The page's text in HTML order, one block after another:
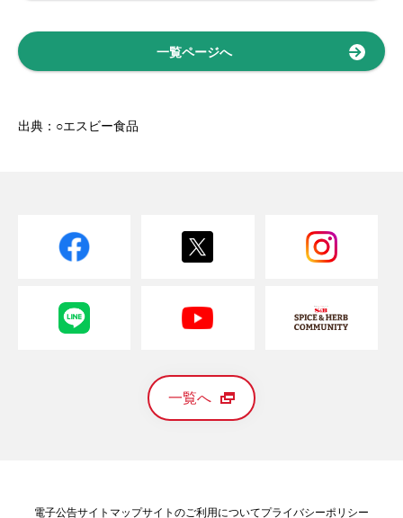
一覧ページへ
出典：○エスビー食品
一覧へ
電子公告サイトマップサイトのご利用についてプライバシーポリシー